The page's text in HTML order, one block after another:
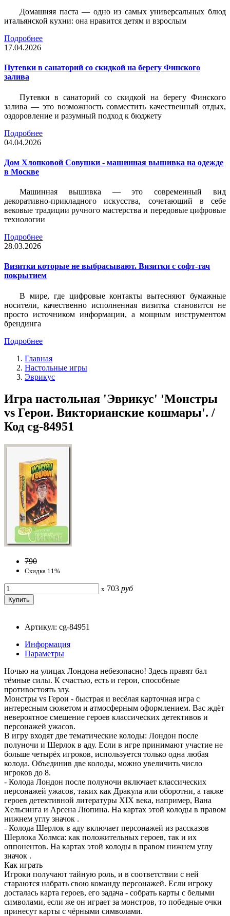
Домашняя паста — одно из самых универсальных блюд
итальянской кухни: она нравится детям и взрослым
Подробнее
17.04.2026
Путевки в санаторий со скидкой на берегу Финского
залива
Путевки в санаторий со скидкой на берегу Финского
залива — это возможность совместить качественный отдых,
оздоровление и разумный подход к бюджету
Подробнее
04.04.2026
Дом Хлопковой Совушки - машинная вышивка на одежде
в Москве
Машинная вышивка — это современный вид
декоративно-прикладного искусства, сочетающий в себе
вековые традиции ручного мастерства и передовые цифровые
технологии
Подробнее
28.03.2026
Визитки которые не выбрасывают. Визитки с софт-тач
покрытием
В мире, где цифровые контакты вытесняют бумажные
носители, качественно исполненная визитка становится не
просто источником информации, а мощным инструментом
брендинга
Подробнее
Главная
Настольные игры
Эврикус
Игра настольная 'Эврикус' 'Монстры
vs Герои. Викторианские кошмары'. /
Код cg-84951
790
Скидка 11%
x 703 руб
Артикул: cg-84951
Информация
Параметры
Ночью на улицах Лондона небезопасно! Здесь правят бал
тёмные силы. К счастью, есть и герои, способные
противостоять злу.
Монстры vs Герои - быстрая и весёлая карточная игра с
интересным сюжетом и атмосферным оформлением. Вас ждёт
невероятное смешение героев классических детективов и
персонажей ужасов.
В игру входят две тематические колоды: Лондон после
полуночи и Шерлок в аду. Если в игре принимают участие не
больше четырёх игроков, используется только одна любая
колода. Объединив две колоды, можно увеличить число
игроков до 8.
- Колода Лондон после полуночи включает классических
персонажей ужасов, таких как Дракула или оборотни, а также
героев детективной литературы XIX века, например, Вана
Хельсинга и Арсена Люпина. На картах этой колоды в правом
нижнем углу значок .
- Колода Шерлок в аду включает персонажей из рассказов
Шерлока Холмса: как положительных героев, так и их
оппонентов. На картах этой колоды в правом нижнем углу
значок .
Как играть
Игроки получают тайную роль, и в соответствии с ней
стараются набрать свою команду персонажей. Если игроку
досталась карта героев, его задача - собрать карты с белыми
символами, если же он играет за монстров, то победные очки
принесут карты с чёрными символами.